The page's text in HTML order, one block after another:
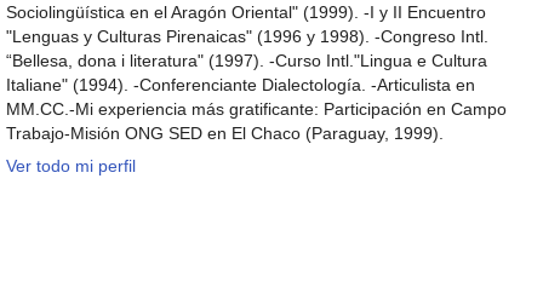
Sociolingüística en el Aragón Oriental" (1999). -I y II Encuentro
"Lenguas y Culturas Pirenaicas" (1996 y 1998). -Congreso Intl.
“Bellesa, dona i literatura" (1997). -Curso Intl."Lingua e Cultura
Italiane" (1994). -Conferenciante Dialectología. -Articulista en
MM.CC.-Mi experiencia más gratificante: Participación en Campo
Trabajo-Misión ONG SED en El Chaco (Paraguay, 1999).
Ver todo mi perfil